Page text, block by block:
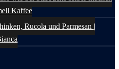
Kaffee
Rucola und Parmesan |